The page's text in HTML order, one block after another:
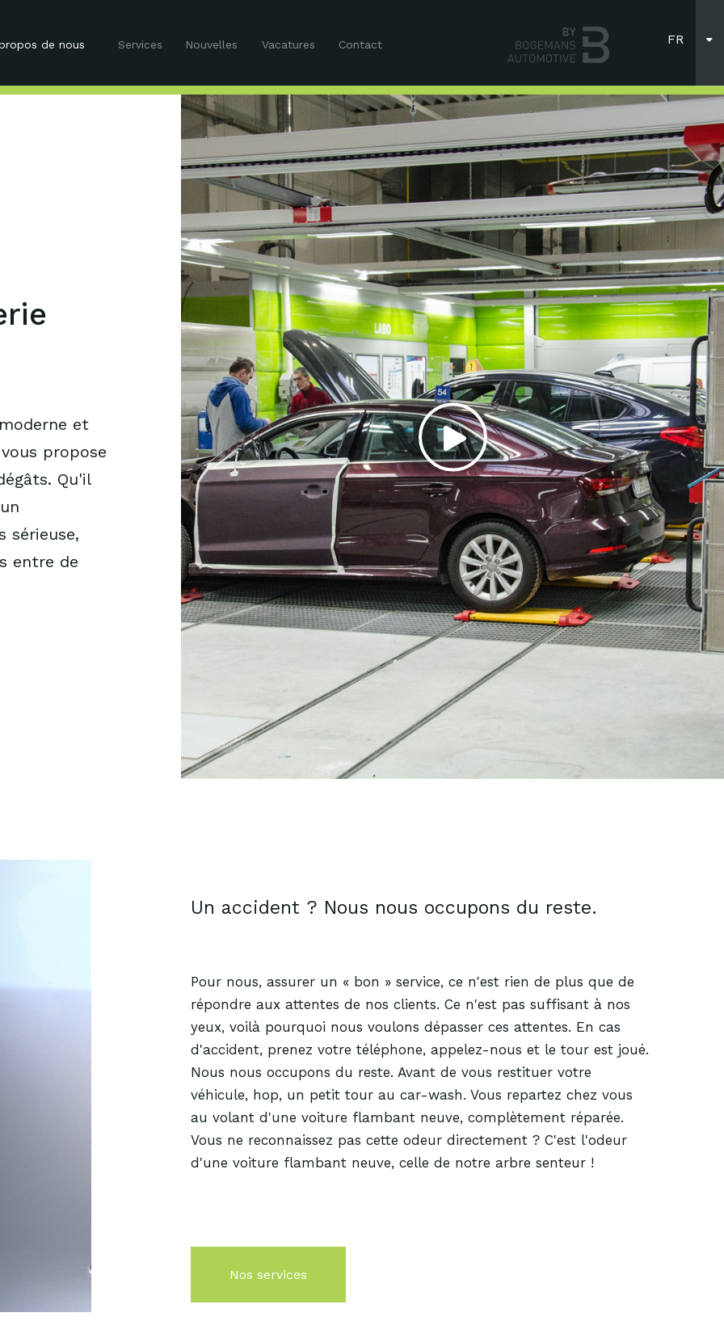
FR
NL
de nous Services Nouvelles Vacatures Contact
et
propose
Qu'il
sérieuse,
entre de
Un accident ? Nous nous occupons du reste.
Pour nous, assurer un « bon » service, ce n'est rien de plus que de
répondre aux attentes de nos clients. Ce n'est pas suffisant à nos
yeux, voilà pourquoi nous voulons dépasser ces attentes. En cas
d'accident, prenez votre téléphone, appelez-nous et le tour est joué.
Nous nous occupons du reste. Avant de vous restituer votre
véhicule, hop, un petit tour au car-wash. Vous repartez chez vous
au volant d'une voiture flambant neuve, complètement réparée.
Vous ne reconnaissez pas cette odeur directement ? C'est l'odeur
d'une voiture flambant neuve, celle de notre arbre senteur !
Nos services